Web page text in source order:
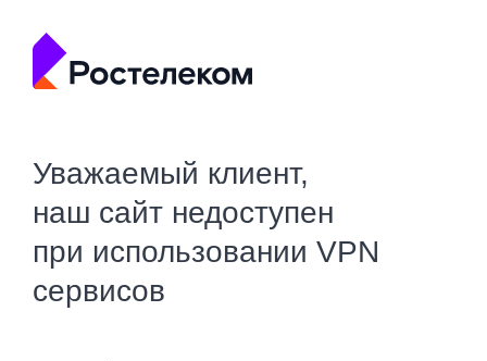
Уважаемый клиент,
наш сайт недоступен
при использовании VPN
сервисов